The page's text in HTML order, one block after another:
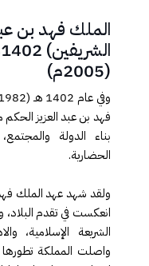
الملك فهد بن
(2005م)
فهد بن عبد العزيز الحكم
بناء الدولة
الحضارية.
ولقد شهد عهد الملك
انعكست في تقدم البلاد،
الشريعة الإسلامية،
واصلت المملكة تطورها